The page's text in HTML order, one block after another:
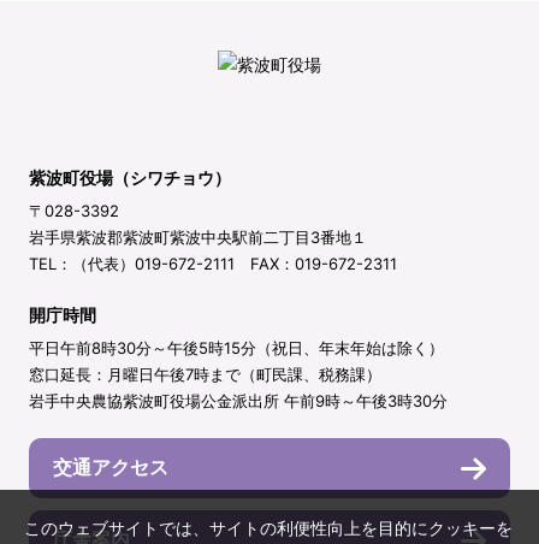
紫波町役場（シワチョウ）
〒028-3392
岩手県紫波郡紫波町紫波中央駅前二丁目3番地１
TEL：（代表）019-672-2111 FAX：019-672-2311
開庁時間
平日午前8時30分～午後5時15分（祝日、年末年始は除く）
窓口延長：月曜日午後7時まで（町民課、税務課）
岩手中央農協紫波町役場公金派出所 午前9時～午後3時30分
交通アクセス
庁舎案内
このウェブサイトでは、サイトの利便性向上を目的にクッキーを